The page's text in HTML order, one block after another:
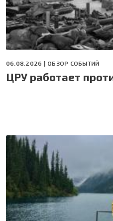
06.08.2026 | ОБЗОР СОБЫТИЙ
ЦРУ работает